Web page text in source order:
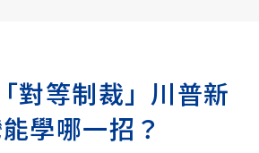
對等制裁」川普新
學哪一招？